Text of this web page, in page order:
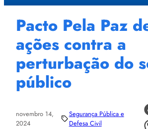
a
Pacto Pela Paz
ações contra a
perturbação do
público
novembro 14,
2024
Segurança Pública e
Defesa Civil